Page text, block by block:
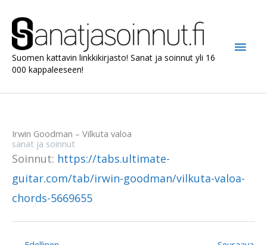
sisältöön
Suomen kattavin linkkikirjasto! Sanat ja soinnut yli 16
000 kappaleeseen!
Irwin Goodman – Vilkuta valoa
sanat ja soinnut
Soinnut: https://tabs.ultimate-
guitar.com/tab/irwin-goodman/vilkuta-valoa-
chords-5669655